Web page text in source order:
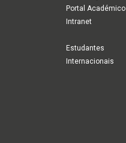
Portal Académico
Intranet
Estudantes
Internacionais